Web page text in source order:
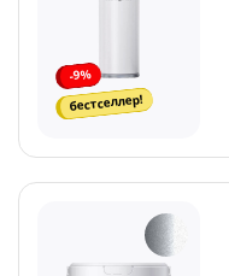
-9%
бестселлер!